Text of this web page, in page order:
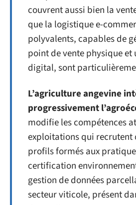
couvrent aussi bien la
que la logistique e-
polyvalents, capables de
point de vente physique et
digital, sont
L’agriculture angevine
progressivement
modifie les compétences
exploitations qui recrutent
profils formés aux
certification
gestion de données
secteur viticole, présent